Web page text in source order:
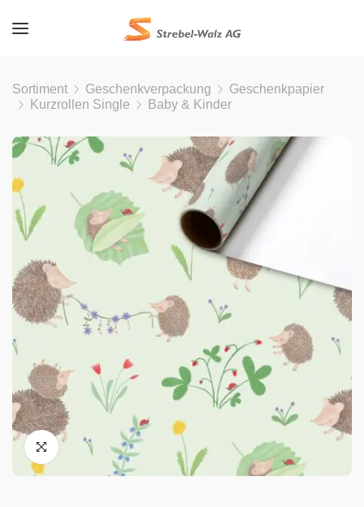
Sortiment Geschenkverpackung
Geschenkpapier
Kurzrollen Single
Baby & Kinder